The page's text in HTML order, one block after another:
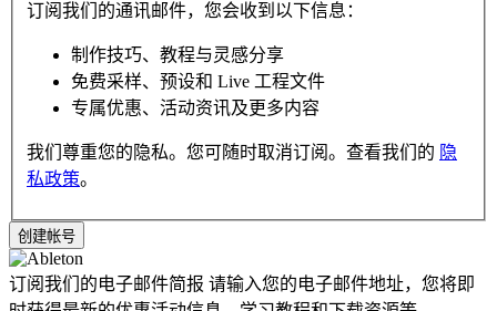
订阅我们的通讯邮件，您会收到以下信息：
制作技巧、教程与灵感分享
免费采样、预设和 Live 工程文件
专属优惠、活动资讯及更多内容
我们尊重您的隐私。您可随时取消订阅。查看我们的 隐
私政策。
订阅我们的电子邮件简报 请输入您的电子邮件地址，您将即